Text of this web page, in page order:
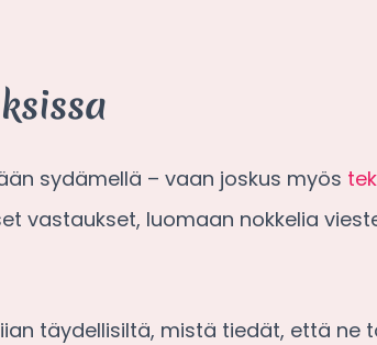
sydämellä – vaan joskus myös
vastaukset, luomaan nokkelia
täydellisiltä, mistä tiedät, että ne